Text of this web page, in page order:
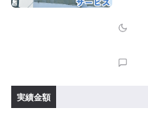
実績金額